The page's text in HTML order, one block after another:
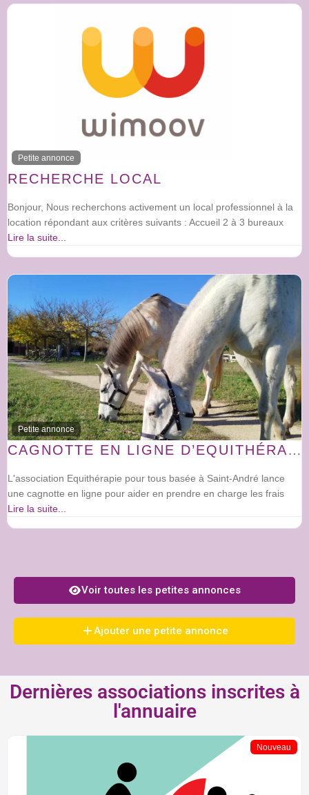
Petite annonce
RECHERCHE LOCAL
Bonjour, Nous recherchons activement un local professionnel à la
location répondant aux critères suivants : Accueil 2 à 3 bureaux
Lire la suite...
Petite annonce
CAGNOTTE EN LIGNE D’EQUITHÉRAPIE POUR TOUS “AIDEZ NOS LICORNES”
L'association Equithérapie pour tous basée à Saint-André lance
une cagnotte en ligne pour aider en prendre en charge les frais
Lire la suite...
Voir toutes les petites annonces
Ajouter une petite annonce
Dernières associations inscrites à
l'annuaire
Nouveau